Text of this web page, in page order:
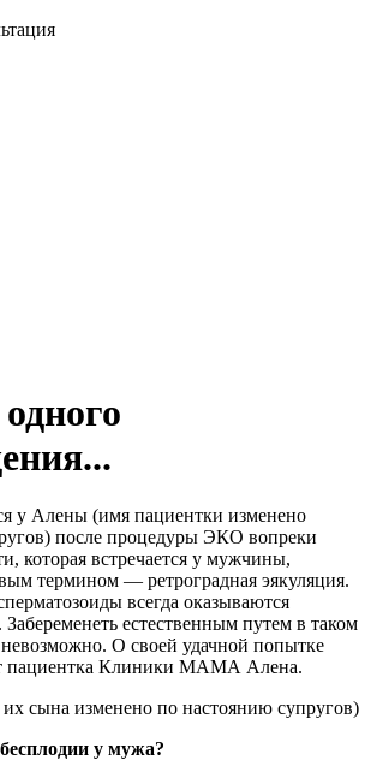
у Алены (имя пациентки изменено
после процедуры ЭКО вопреки
которая встречается у мужчины,
термином — ретроградная эякуляция.
всегда оказываются
естественным путем в таком
О своей удачной попытке
пациентка Клиники МАМА Алена.
сына изменено по настоянию супругов)
у мужа?